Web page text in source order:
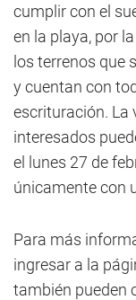
cumplir con el
en la playa, por
los terrenos que
y cuentan con
escrituración. La
interesados
el lunes 27 de
únicamente con
Para más
ingresar a la
también pueden